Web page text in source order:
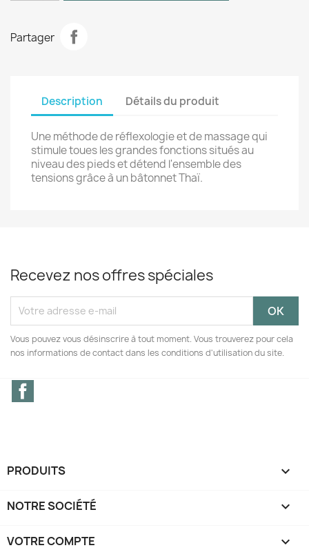
Partager
Description Détails du produit
Une méthode de réflexologie et de massage qui
stimule toues les grandes fonctions situés au
niveau des pieds et détend l'ensemble des
tensions grâce à un bâtonnet Thaï.
Recevez nos offres spéciales
Vous pouvez vous désinscrire à tout moment. Vous trouverez pour cela
nos informations de contact dans les conditions d'utilisation du site.
PRODUITS 
NOTRE SOCIÉTÉ 
VOTRE COMPTE 